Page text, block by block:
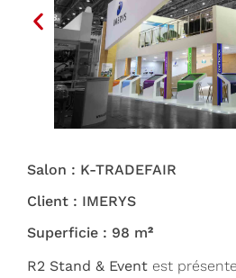
Salon : K-TRADEFAIR
Client : IMERYS
Superficie : 98 m²
R2 Stand & Event est